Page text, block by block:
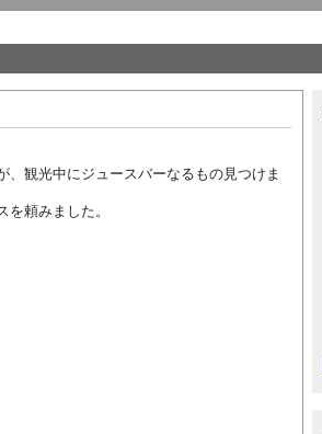
、観光中にジュースバーなるもの見つけま
頼みました。